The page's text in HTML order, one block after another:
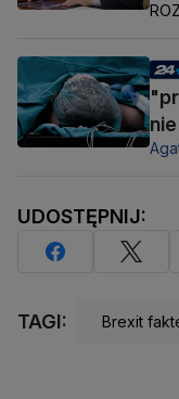
UDOSTĘPNIJ:
TAGI: Brexit